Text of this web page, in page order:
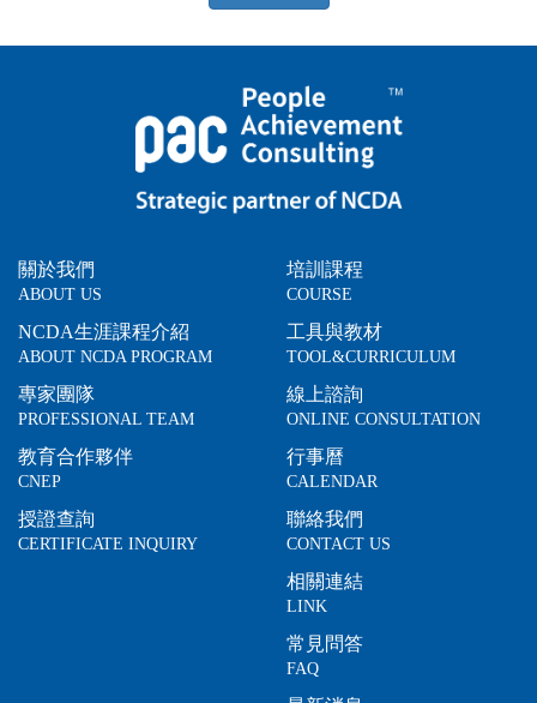
關於我們
ABOUT US
NCDA生涯課程介紹
ABOUT NCDA PROGRAM
專家團隊
PROFESSIONAL TEAM
教育合作夥伴
CNEP
授證查詢
CERTIFICATE INQUIRY
培訓課程
COURSE
工具與教材
TOOL&CURRICULUM
線上諮詢
ONLINE CONSULTATION
行事曆
CALENDAR
聯絡我們
CONTACT US
相關連結
LINK
常見問答
FAQ